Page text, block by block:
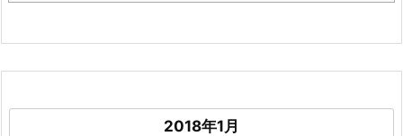
2018年1月